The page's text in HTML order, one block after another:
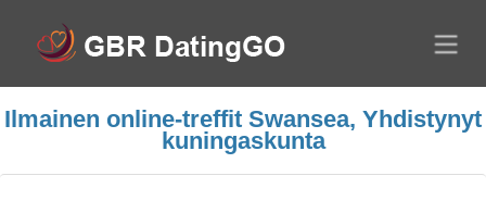
Ilmainen online-treffit Swansea, Yhdistynyt
kuningaskunta